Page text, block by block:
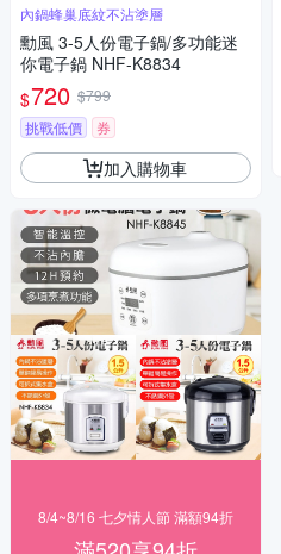
內鍋蜂巢底紋不沾塗層
勳風 3-5人份電子鍋/多功能迷
你電子鍋 NHF-K8834
$720 $799
挑戰低價
券
加入購物車
8/4~8/16 七夕情人節 滿額94折